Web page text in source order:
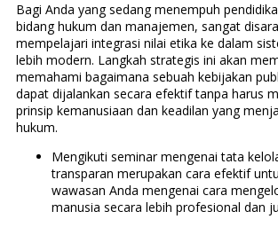
Bagi Anda yang sedang menempuh
bidang hukum dan manajemen, sangat
mempelajari integrasi nilai etika ke dalam
lebih modern. Langkah strategis ini akan
memahami bagaimana sebuah kebijakan
dapat dijalankan secara efektif tanpa harus
prinsip kemanusiaan dan keadilan yang
hukum.
Mengikuti seminar mengenai tata
transparan merupakan cara efektif
wawasan Anda mengenai cara
manusia secara lebih profesional dan